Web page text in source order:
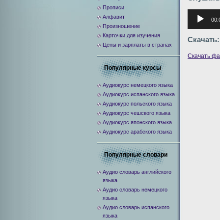
Аудиоплеер
Скачать:
Скачать
Прописи
Алфавит
Произношение
Карточки для изучения
Цены и зарплаты в странах
Популярные курсы
Аудиокурс немецкого языка
Аудиокурс испанского языка
Аудиокурс польского языка
Аудиокурс чешского языка
Аудиокурс японского языка
Аудиокурс арабского языка
Популярные словари
Аудио словарь английского
языка
Аудио словарь немецкого
языка
Аудио словарь испанского
языка